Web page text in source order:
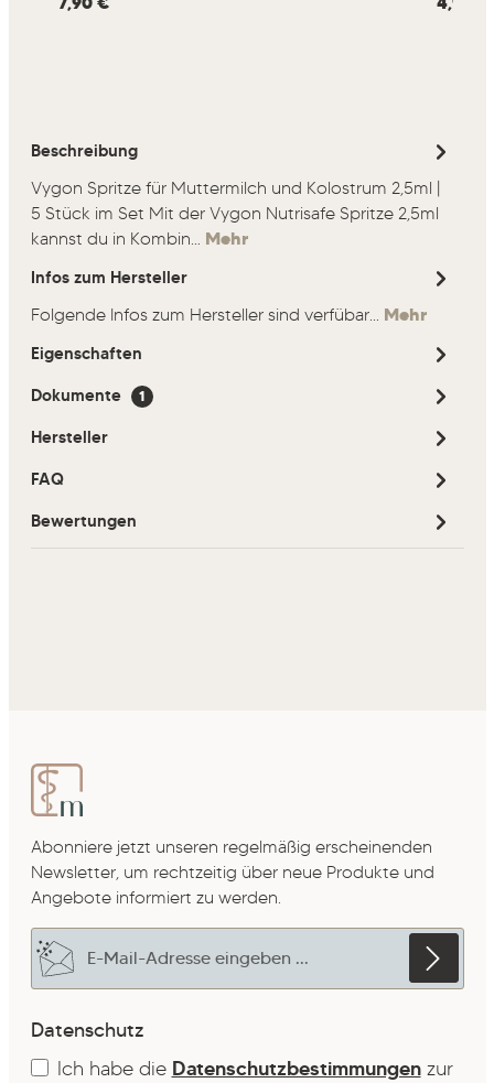
Beschreibung
Vygon Spritze für Muttermilch und Kolostrum 2,5ml |
5 Stück im Set Mit der Vygon Nutrisafe Spritze 2,5ml
kannst du in Kombin… Mehr
Infos zum Hersteller
Folgende Infos zum Hersteller sind verfübar... Mehr
Eigenschaften
Dokumente 1
Hersteller
FAQ
Bewertungen
Abonniere jetzt unseren regelmäßig erscheinenden
Newsletter, um rechtzeitig über neue Produkte und
Angebote informiert zu werden.
E-Mail-Adresse*
Datenschutz
Ich habe die Datenschutzbestimmungenzur